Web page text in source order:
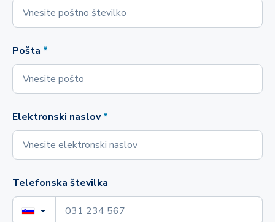
Pošta *
Elektronski naslov *
Telefonska številka